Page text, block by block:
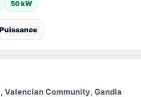
50 kW
Puissance
Valencian Community, Gandia